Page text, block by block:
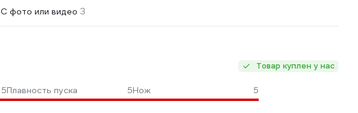
С фото или видео 3
Товар куплен у нас
5Плавность пуска 5Нож
5